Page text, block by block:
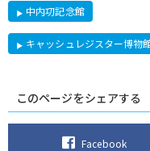
中内㓛記念館
キャッシュレジスター博物
このページをシェアする
Facebook